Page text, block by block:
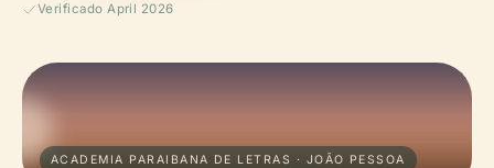
Verificado April 2026
ACADEMIA PARAIBANA DE LETRAS · JOÃO PESSOA